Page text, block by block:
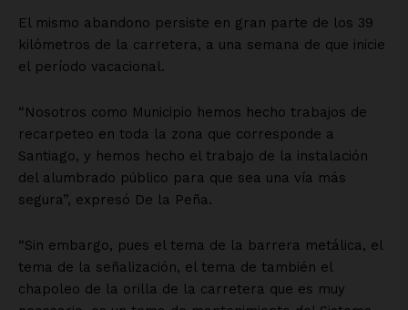
El mismo abandono persiste en gran parte de los 39
kilómetros de la carretera, a una semana de que inicie
el período vacacional.
“Nosotros como Municipio hemos hecho trabajos de
recarpeteo en toda la zona que corresponde a
Santiago, y hemos hecho el trabajo de la instalación
del alumbrado público para que sea una vía más
segura”, expresó De la Peña.
“Sin embargo, pues el tema de la barrera metálica, el
tema de la señalización, el tema de también el
chapoleo de la orilla de la carretera que es muy